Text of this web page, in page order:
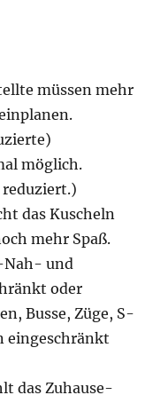
müssen mehr
möglich.
reduziert.)
das Kuscheln
mehr Spaß.
Nah- und
oder
Busse, Züge, S-
eingeschränkt
das Zuhause-